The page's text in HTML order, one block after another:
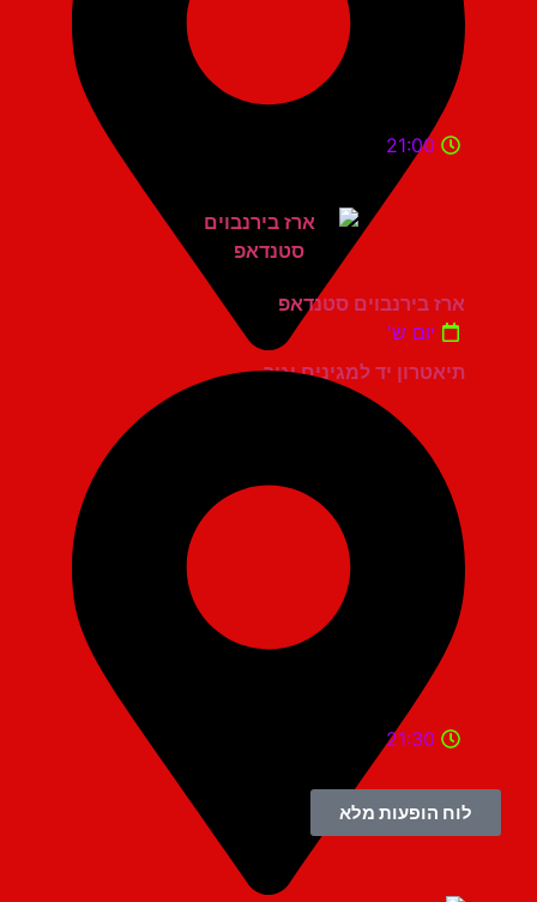
תיאטרון יד למגינים יגור
21:00
ארז בירנבוים סטנדאפ
יום ש'
21:30
לוח הופעות מלא